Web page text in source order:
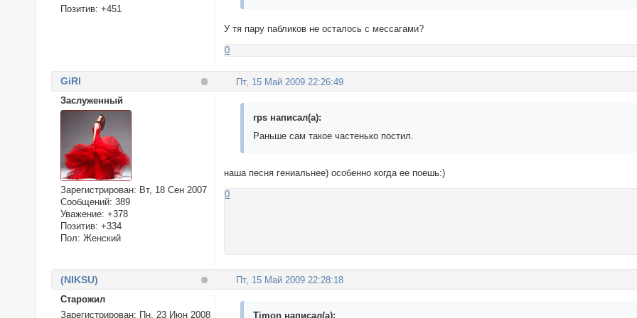
Позитив: +451
У тя пару пабликов не осталось с мессагами?
0
Пт, 15 Май 2009 22:26:49
GiRl
Заслуженный
Зарегистрирован: Вт, 18 Сен 2007
Сообщений: 389
Уважение: +378
Позитив: +334
Пол: Женский
rps написал(а):
Раньше сам такое частенько постил.
наша песня гениальнее) особенно когда ее поешь:)
0
Пт, 15 Май 2009 22:28:18
(NIKSU)
Cтарожил
Зарегистрирован: Пн, 23 Июн 2008
Timon написал(а):